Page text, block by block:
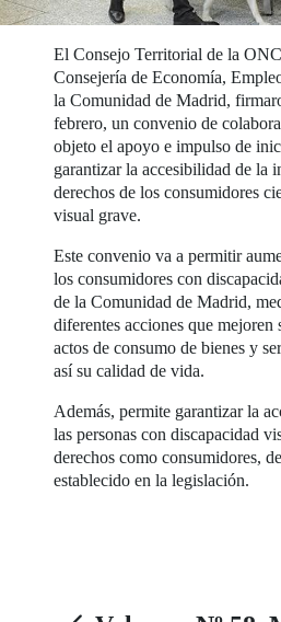
El Consejo Territorial de la
Consejería de Economía,
la Comunidad de Madrid,
febrero, un convenio de
objeto el apoyo e impulso de
garantizar la accesibilidad de la
derechos de los consumidores
visual grave.
Este convenio va a permitir
los consumidores con
de la Comunidad de Madrid,
diferentes acciones que mejoren
actos de consumo de bienes y
así su calidad de vida.
Además, permite garantizar la
las personas con discapacidad
derechos como consumidores,
establecido en la legislación.